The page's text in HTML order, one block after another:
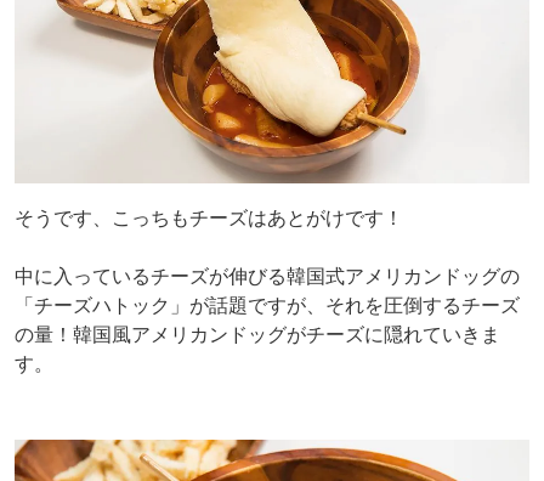
そうです、こっちもチーズはあとがけです！
中に入っているチーズが伸びる韓国式アメリカンドッグの
「チーズハトック」が話題ですが、それを圧倒するチーズ
の量！韓国風アメリカンドッグがチーズに隠れていきま
す。